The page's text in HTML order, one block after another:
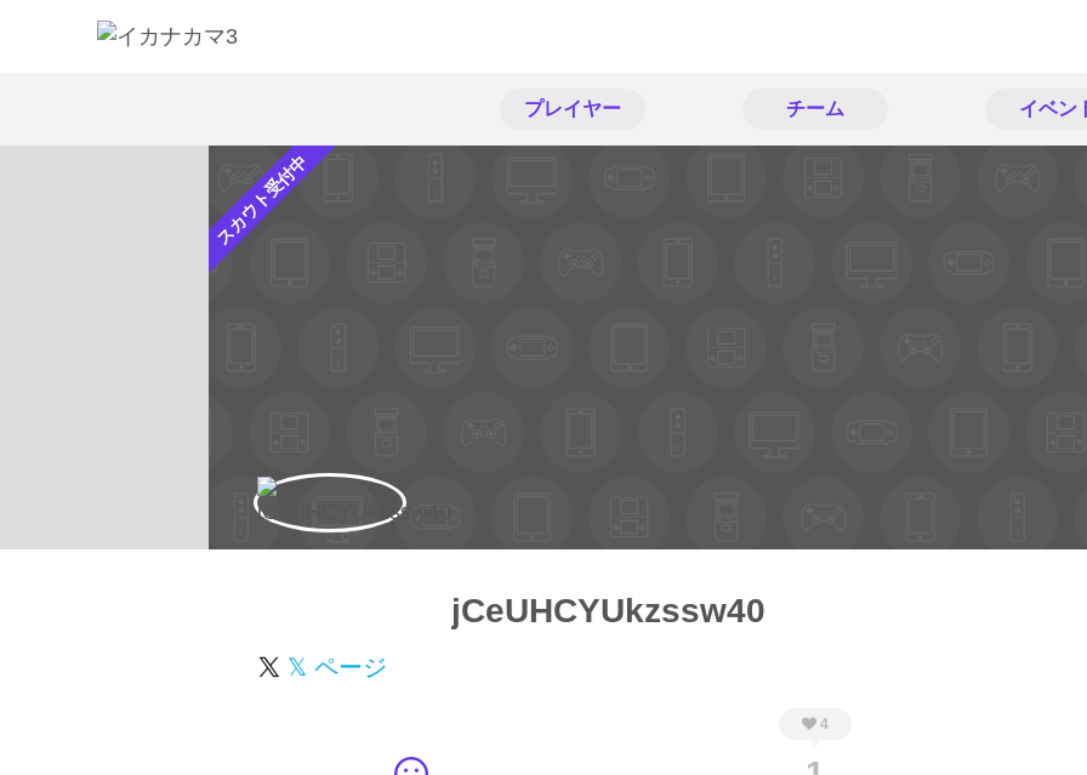
プレイヤー チーム イベン
スカウト受付中
jCeUHCYUkzssw40
𝕏 ページ
4